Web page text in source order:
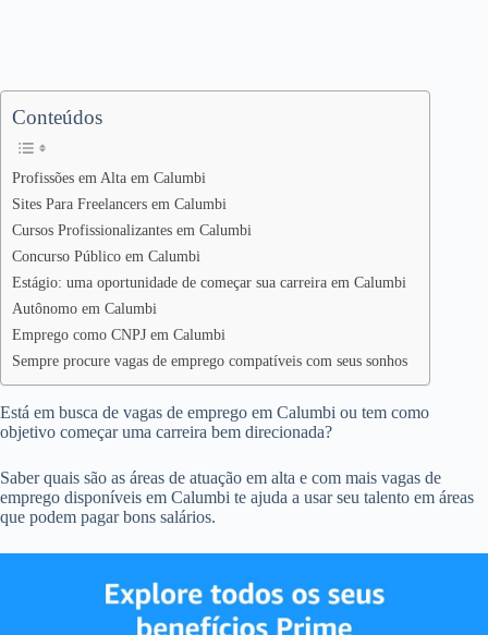
Conteúdos
Profissões em Alta em Calumbi
Sites Para Freelancers em Calumbi
Cursos Profissionalizantes em Calumbi
Concurso Público em Calumbi
Estágio: uma oportunidade de começar sua carreira em Calumbi
Autônomo em Calumbi
Emprego como CNPJ em Calumbi
Sempre procure vagas de emprego compatíveis com seus sonhos
Está em busca de vagas de emprego em Calumbi ou tem como
objetivo começar uma carreira bem direcionada?
Saber quais são as áreas de atuação em alta e com mais vagas de
emprego disponíveis em Calumbi te ajuda a usar seu talento em áreas
que podem pagar bons salários.